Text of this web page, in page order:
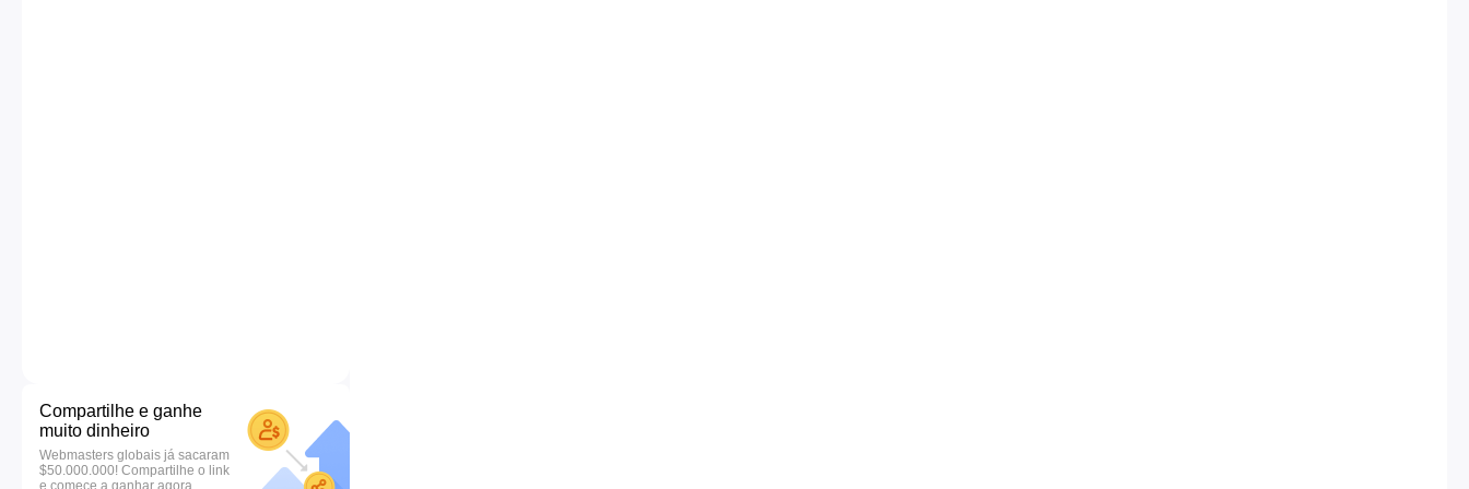
Compartilhe e ganhe
muito dinheiro
Webmasters globais já sacaram
$50.000.000! Compartilhe o link
e comece a ganhar agora.